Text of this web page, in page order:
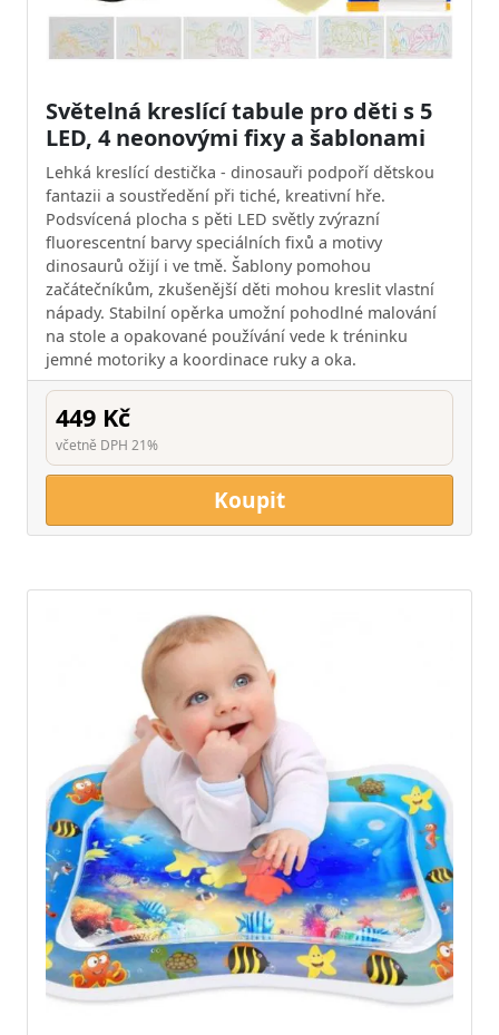
Světelná kreslící tabule pro děti s 5
LED, 4 neonovými fixy a šablonami
Lehká kreslící destička - dinosauři podpoří dětskou
fantazii a soustředění při tiché, kreativní hře.
Podsvícená plocha s pěti LED světly zvýrazní
fluorescentní barvy speciálních fixů a motivy
dinosaurů ožijí i ve tmě. Šablony pomohou
začátečníkům, zkušenější děti mohou kreslit vlastní
nápady. Stabilní opěrka umožní pohodlné malování
na stole a opakované používání vede k tréninku
jemné motoriky a koordinace ruky a oka.
449 Kč
včetně DPH 21%
Koupit